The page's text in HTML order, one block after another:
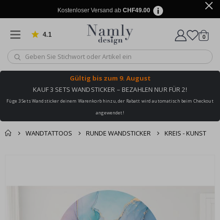
Kostenloser Versand ab CHF49.00
4.1 von 1029 Bewertungen
Wagen
0
Gültig bis zum 9. August
KAUF 3 SETS WANDSTICKER – BEZAHLEN NUR FÜR 2!
Füge 3 Sets Wandsticker deinem Warenkorb hinzu, der Rabatt wird automatisch beim Checkout
angewendet!
WANDTATTOOS RUNDE WANDSTICKER KREIS - KUNST